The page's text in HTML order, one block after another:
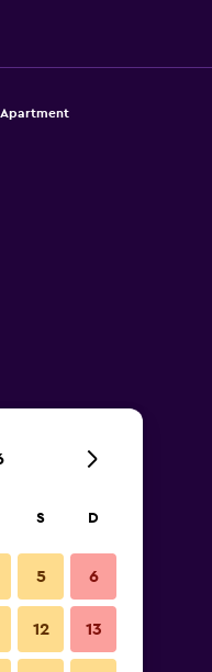
Apartment
S D
5 6
12 13